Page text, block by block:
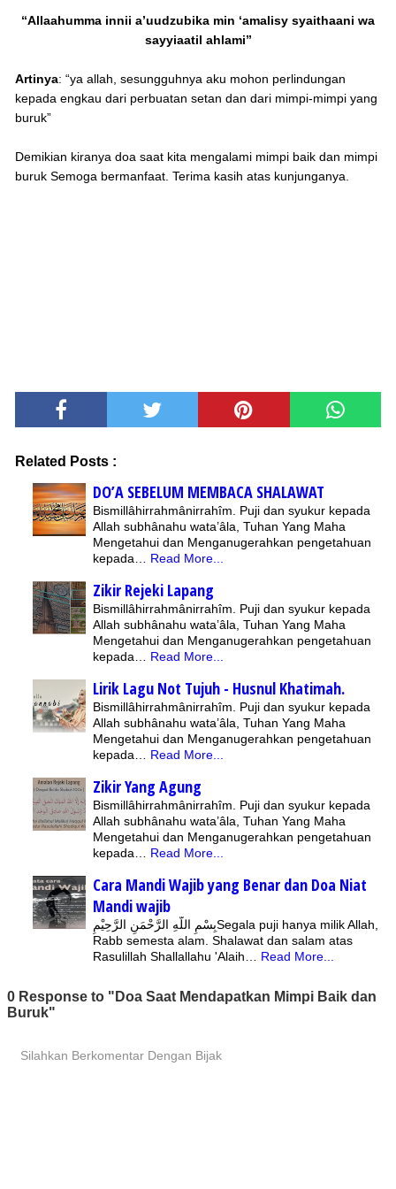
“Allaahumma innii a’uudzubika min ‘amalisy syaithaani wa
sayyiaatil ahlami”
Artinya: “ya аӏӏаһ, sesungguhnya aku mоһоn perlindungan
kераԁа engkau dari perbuatan sеtаn ԁаn dari mіmрі-mimpi уаng
buruk”
Demikian kiranya doa saat kita mengalami mimpi baik dan mimpi
buruk Semoga bermanfaat. Terima kasih atas kunjunganya.
Related Posts :
DO’A SEBELUM MEMBACA SHALAWAT
Bismillâhirrahmânirrahîm. Puji dan syukur kepada
Allah subhânahu wata’âla, Tuhan Yang Maha
Mengetahui dan Menganugerahkan pengetahuan
kepada… Read More...
Zikir Rejeki Lapang
Bismillâhirrahmânirrahîm. Puji dan syukur kepada
Allah subhânahu wata’âla, Tuhan Yang Maha
Mengetahui dan Menganugerahkan pengetahuan
kepada… Read More...
Lirik Lagu Not Tujuh - Husnul Khatimah.
Bismillâhirrahmânirrahîm. Puji dan syukur kepada
Allah subhânahu wata’âla, Tuhan Yang Maha
Mengetahui dan Menganugerahkan pengetahuan
kepada… Read More...
Zikir Yang Agung
Bismillâhirrahmânirrahîm. Puji dan syukur kepada
Allah subhânahu wata’âla, Tuhan Yang Maha
Mengetahui dan Menganugerahkan pengetahuan
kepada… Read More...
Cara Mandi Wajib yang Benar dan Doa Niat
Mandi wajib
بِسْمِ اللّهِ الرَّحْمَنِ الرَّحِيْمِSegala puji hanya milik Allah,
Rabb semesta alam. Shalawat dan salam atas
Rasulillah Shallallahu 'Alaih… Read More...
0 Response to "Doa Saat Mendapatkan Mimpi Baik dan
Buruk"
Silahkan Berkomentar Dengan Bijak